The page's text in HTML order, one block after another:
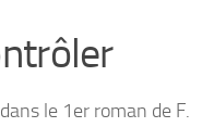
le 1er roman de F.